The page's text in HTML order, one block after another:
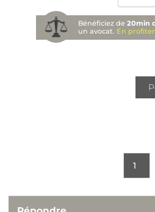
Bénéficiez de20min
un avocat. En profiter
1